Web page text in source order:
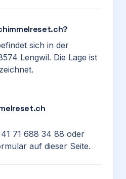
sich in der
Lengwil. Die Lage ist
71 688 34 88 oder
auf dieser Seite.